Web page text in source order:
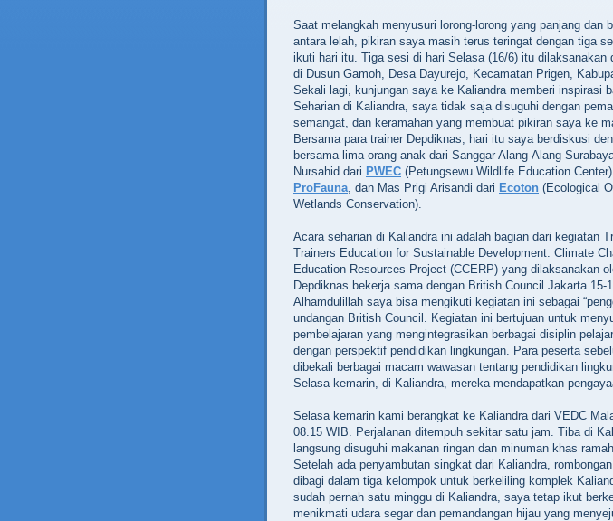
Saat melangkah menyusuri lorong-lorong yang panjang dan
antara lelah, pikiran saya masih terus teringat dengan tiga
ikuti hari itu. Tiga sesi di hari Selasa (16/6) itu dilaksanakan
di Dusun Gamoh, Desa Dayurejo, Kecamatan Prigen,
Sekali lagi, kunjungan saya ke Kaliandra memberi inspirasi
Seharian di Kaliandra, saya tidak saja disuguhi dengan
semangat, dan keramahan yang membuat pikiran saya ke
Bersama para trainer Depdiknas, hari itu saya berdiskusi
bersama lima orang anak dari Sanggar Alang-Alang
Nursahid dari PWEC (Petungsewu Wildlife Education
ProFauna, dan Mas Prigi Arisandi dari Ecoton (Ecological
Wetlands Conservation).
Acara seharian di Kaliandra ini adalah bagian dari kegiatan
Trainers Education for Sustainable Development: Climate
Education Resources Project (CCERP) yang dilaksanakan
Depdiknas bekerja sama dengan British Council Jakarta 15-
Alhamdulillah saya bisa mengikuti kegiatan ini sebagai
undangan British Council. Kegiatan ini bertujuan untuk
pembelajaran yang mengintegrasikan berbagai disiplin
dengan perspektif pendidikan lingkungan. Para peserta
dibekali berbagai macam wawasan tentang pendidikan
Selasa kemarin, di Kaliandra, mereka mendapatkan
Selasa kemarin kami berangkat ke Kaliandra dari VEDC
08.15 WIB. Perjalanan ditempuh sekitar satu jam. Tiba di
langsung disuguhi makanan ringan dan minuman khas
Setelah ada penyambutan singkat dari Kaliandra,
dibagi dalam tiga kelompok untuk berkeliling komplek
sudah pernah satu minggu di Kaliandra, saya tetap ikut
menikmati udara segar dan pemandangan hijau yang